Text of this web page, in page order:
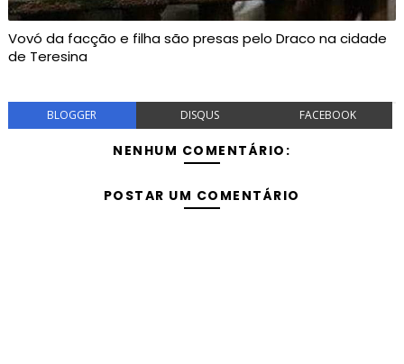
Vovó da facção e filha são presas pelo Draco na cidade
de Teresina
BLOGGER DISQUS FACEBOOK
NENHUM COMENTÁRIO:
POSTAR UM COMENTÁRIO